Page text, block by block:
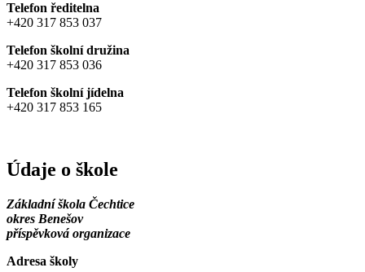
Telefon ředitelna
+420 317 853 037
Telefon školní družina
+420 317 853 036
Telefon školní jídelna
+420 317 853 165
Údaje o škole
Základní škola Čechtice
okres Benešov
příspěvková organizace
Adresa školy